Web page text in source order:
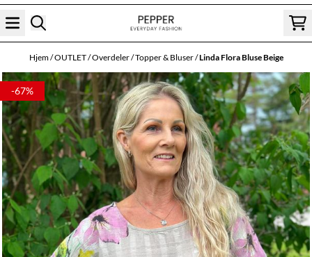
Hopp til innhold
Hjem/OUTLET/Overdeler/Topper & Bluser/Linda Flora Bluse Beige
-67%